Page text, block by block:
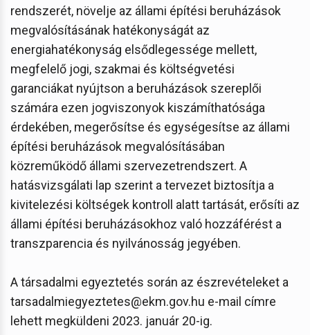
rendszerét, növelje az állami építési beruházások
megvalósításának hatékonyságát az
energiahatékonyság elsődlegessége mellett,
megfelelő jogi, szakmai és költségvetési
garanciákat nyújtson a beruházások szereplői
számára ezen jogviszonyok kiszámíthatósága
érdekében, megerősítse és egységesítse az állami
építési beruházások megvalósításában
közreműködő állami szervezetrendszert. A
hatásvizsgálati lap szerint a tervezet biztosítja a
kivitelezési költségek kontroll alatt tartását, erősíti az
állami építési beruházásokhoz való hozzáférést a
transzparencia és nyilvánosság jegyében.
A társadalmi egyeztetés során az észrevételeket a
tarsadalmiegyeztetes@ekm.gov.hu e-mail címre
lehett megküldeni 2023. január 20-ig.